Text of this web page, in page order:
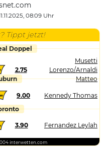
08:09 Uhr
Tippt jetzt!
Doppel
2.75
Musetti
Lorenzo/Arnaldi
Matteo
9.00
Kennedy Thomas
3.90 Fernandez Leylah
interwetten.com